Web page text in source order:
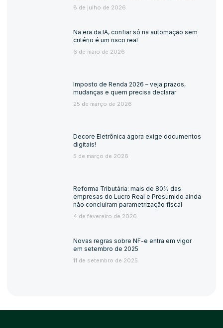
8 de julho de 2026
Na era da IA, confiar só na automação sem
critério é um risco real
6 de maio de 2026
Imposto de Renda 2026 – veja prazos,
mudanças e quem precisa declarar
25 de março de 2026
Decore Eletrônica agora exige documentos
digitais!
5 de março de 2026
Reforma Tributária: mais de 80% das
empresas do Lucro Real e Presumido ainda
não concluíram parametrização fiscal
4 de fevereiro de 2026
Novas regras sobre NF-e entra em vigor
em setembro de 2025
11 de setembro de 2025